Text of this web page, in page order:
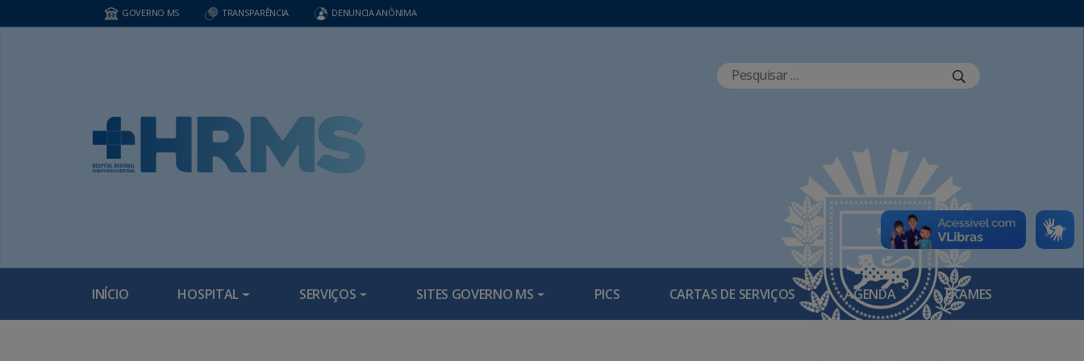
GOVERNO MS TRANSPARÊNCIA DENUNCIA ANÔNIMA
INÍCIO HOSPITAL SERVIÇOS SITES GOVERNO MS PICS CARTAS DE SERVIÇOS AGENDA EXAMES